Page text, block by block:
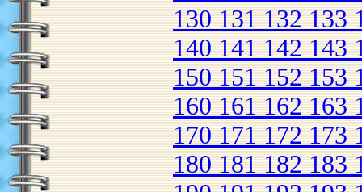
130 131 132 133
140 141 142 143
150 151 152 153
160 161 162 163
170 171 172 173
180 181 182 183